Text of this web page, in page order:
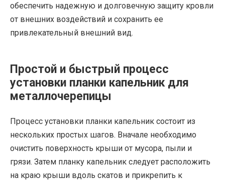
обеспечить надежную и долговечную защиту кровли
от внешних воздействий и сохранить ее
привлекательный внешний вид.
Простой и быстрый процесс
установки планки капельник для
металлочерепицы
Процесс установки планки капельник состоит из
нескольких простых шагов. Вначале необходимо
очистить поверхность крыши от мусора, пыли и
грязи. Затем планку капельник следует расположить
на краю крыши вдоль скатов и прикрепить к